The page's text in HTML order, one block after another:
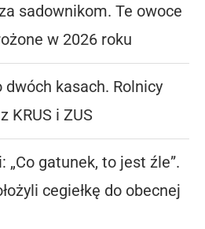
sadownikom. Te owoce
w 2026 roku
kasach. Rolnicy
KRUS i ZUS
„Co gatunek, to jest źle”.
cegiełkę do obecnej